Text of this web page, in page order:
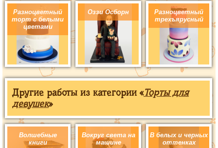
Разноцветный
торт с белыми
цветами
Оззи Осборн
Разноцветный
трехъярусный
Другие работы из категории «Торты для
девушек»
Волшебные
книги
Вокруг света на
машине
В белых и черных
оттенках